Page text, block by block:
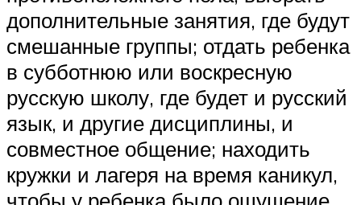
дополнительные занятия, где будут
смешанные группы; отдать ребенка
в субботнюю или воскресную
русскую школу, где будет и русский
язык, и другие дисциплины, и
совместное общение; находить
кружки и лагеря на время каникул,